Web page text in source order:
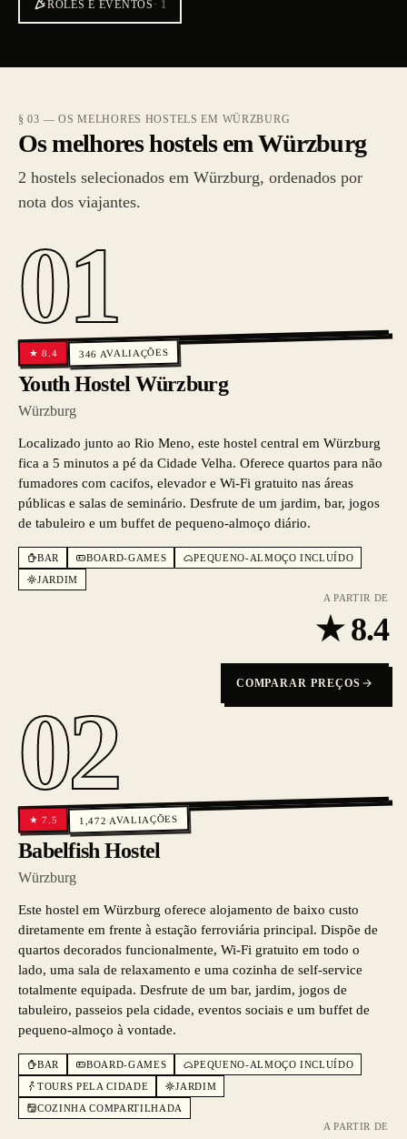
ROLÊS E EVENTOS · 1
§ 03 — OS MELHORES HOSTELS EM WÜRZBURG
Os melhores hostels em Würzburg
2 hostels selecionados em Würzburg, ordenados por
nota dos viajantes.
01
★8.4 346 AVALIAÇÕES
Youth Hostel Würzburg
Würzburg
Localizado junto ao Rio Meno, este hostel central em Würzburg
fica a 5 minutos a pé da Cidade Velha. Oferece quartos para não
fumadores com cacifos, elevador e Wi-Fi gratuito nas áreas
públicas e salas de seminário. Desfrute de um jardim, bar, jogos
de tabuleiro e um buffet de pequeno-almoço diário.
BAR BOARD-GAMES
PEQUENO-ALMOÇO INCLUÍDO
JARDIM
A PARTIR DE
★8.4
COMPARAR PREÇOS
02
★7.5 1,472 AVALIAÇÕES
Babelfish Hostel
Würzburg
Este hostel em Würzburg oferece alojamento de baixo custo
diretamente em frente à estação ferroviária principal. Dispõe de
quartos decorados funcionalmente, Wi-Fi gratuito em todo o
lado, uma sala de relaxamento e uma cozinha de self-service
totalmente equipada. Desfrute de um bar, jardim, jogos de
tabuleiro, passeios pela cidade, eventos sociais e um buffet de
pequeno-almoço à vontade.
BAR BOARD-GAMES
PEQUENO-ALMOÇO INCLUÍDO
TOURS PELA CIDADE
JARDIM
COZINHA COMPARTILHADA
A PARTIR DE